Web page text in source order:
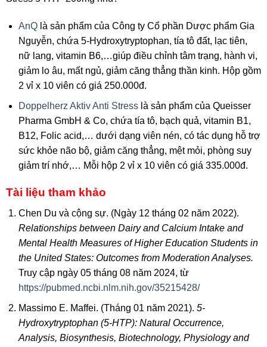
AnQlà sản phẩm của Công ty Cổ phần Dược phẩm Gia
Nguyễn, chứa 5-Hydroxytryptophan, tía tô đất, lạc tiên,
nữ lang, vitamin B6,…giúp điều chỉnh tâm trạng, hành vi,
giảm lo âu, mất ngủ, giảm căng thẳng thần kinh. Hộp gồm
2 vỉ x 10 viên có giá 250.000đ.
Doppelherz Aktiv Anti Stresslà sản phẩm của Queisser
Pharma GmbH & Co, chứa tía tô, bạch quả, vitamin B1,
B12, Folic acid,… dưới dạng viên nén, có tác dụng hỗ trợ
sức khỏe não bộ, giảm căng thẳng, mệt mỏi, phòng suy
giảm trí nhớ,… Mỗi hộp 2 vỉ x 10 viên có giá 335.000đ.
Tài liệu tham khảo
Chen Du và cộng sự. (Ngày 12 tháng 02 năm 2022).
Relationships between Dairy and Calcium Intake and
Mental Health Measures of Higher Education Students in
the United States: Outcomes from Moderation Analyses.
Truy cập ngày 05 tháng 08 năm 2024, từ
https://pubmed.ncbi.nlm.nih.gov/35215428/
Massimo E. Maffei. (Tháng 01 năm 2021). 5-
Hydroxytryptophan (5-HTP): Natural Occurrence,
Analysis, Biosynthesis, Biotechnology, Physiology and